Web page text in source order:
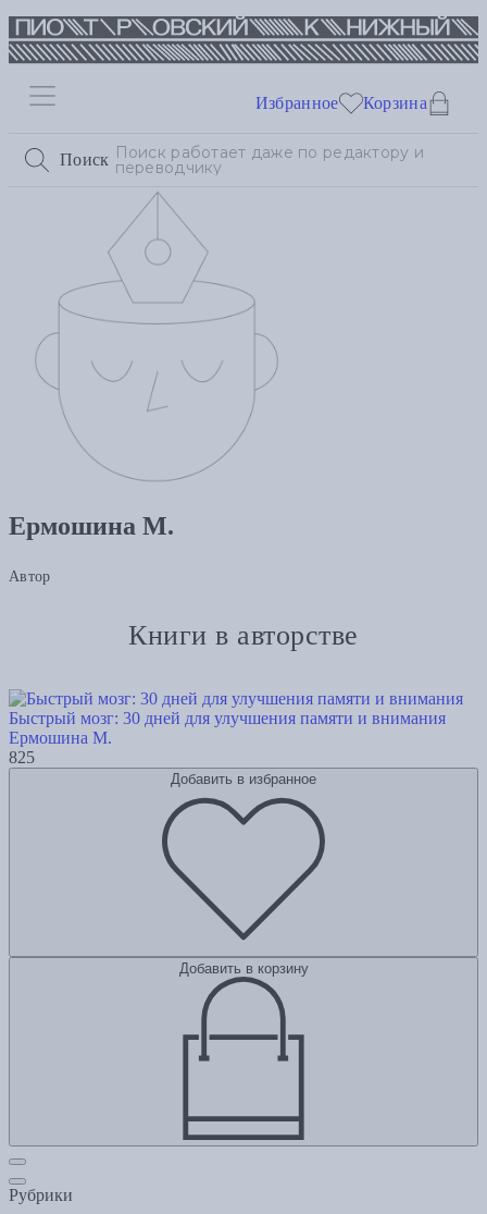
Поиск
Избранное Корзина
Ермошина М.
Автор
Книги в авторстве
Быстрый мозг: 30 дней для улучшения памяти и внимания
Ермошина М.
825
Добавить в избранное
Добавить в корзину
Рубрики